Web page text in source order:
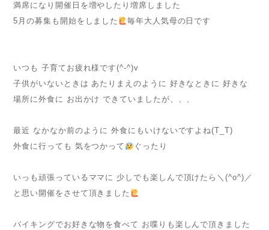
満席になり開催日を増やしたり増席しました
5月の募集も開始をしました
毎年大人気母の日です
いつも 子育てお疲れ様です(^-^)v
子供がいないときは あたりまえのように 好きなときに 好きな
場所に外食に お出かけ できていましたが、、、
最近 なかなか前のように 外食にもいけないですよね(T_T)
外食に行っても 気をつかって
ぐったり
いっも頑張っているママに 少しでも楽しんで頂けたら＼(^o^)／
と思い開催をさせて頂きました
バイキングでお好きな物を食べて お喋りも楽しんで頂きました